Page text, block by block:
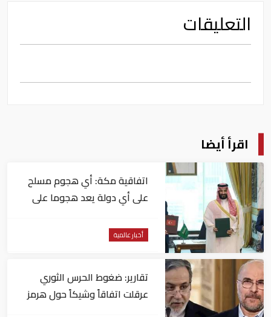
التعليقات
اقرأ أيضا
اتفاقية مكة: أي هجوم مسلح
على أي دولة يعد هجوما على
أخبار عالمية
تقارير: ضغوط الحرس الثوري
عرقلت اتفاقاً وشيكاً حول هرمز